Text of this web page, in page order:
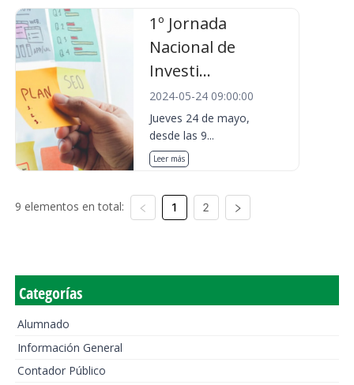
1º Jornada
Nacional de
Investi...
2024-05-24 09:00:00
Jueves 24 de mayo,
desde las 9...
Leer más
9 elementos en total: 1 2
Categorías
Alumnado
Información General
Contador Público